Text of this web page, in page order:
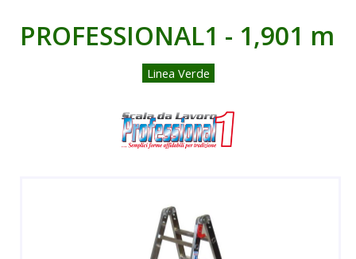
SCALE
TELESCOPICHE E MULTIPOSIZIONE
SGABELLI E CAVALLETTI
PROFESSIONAL1 - 1,901 m
Linea Verde